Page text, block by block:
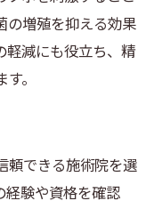
の増殖を抑える効果
軽減にも役立ち、精
。
頼できる施術院を選
経験や資格を確認